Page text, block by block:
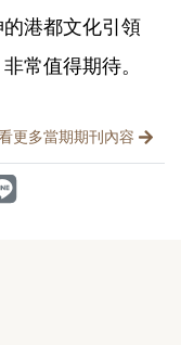
港都文化引領
常值得期待。
更多當期期刊內容
到 Line